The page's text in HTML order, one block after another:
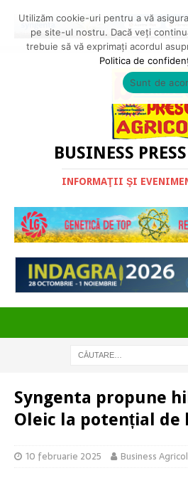
BUSINESS
INFORMAŢII ŞI
Syngenta propune
Oleic la potențial de
10 februarie 2025 Business Agricol
Utilizăm cookie-uri pentru a vă
pe site-ul nostru. Dacă veți
trebuie să vă exprimați acordul
Politica de
Sunt de